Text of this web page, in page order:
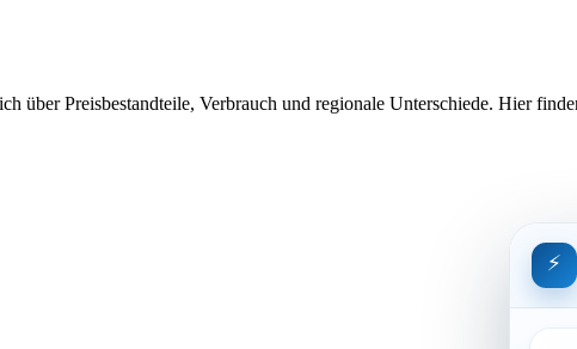
über Preisbestandteile, Verbrauch und regionale Unterschiede. Hier
⚡